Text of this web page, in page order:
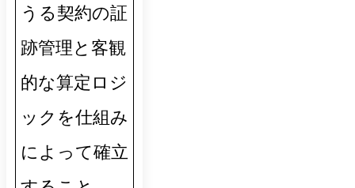
うる契約の証
跡管理と客観
的な算定ロジ
ックを仕組み
によって確立